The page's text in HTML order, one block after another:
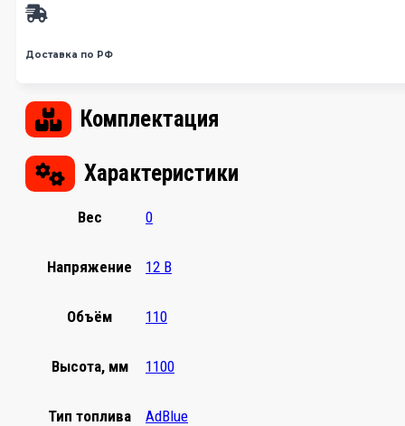
Доставка по РФ
Комплектация
Характеристики
Вес 0
Напряжение 12 В
Объём 110
Высота, мм 1100
Тип топлива AdBlue